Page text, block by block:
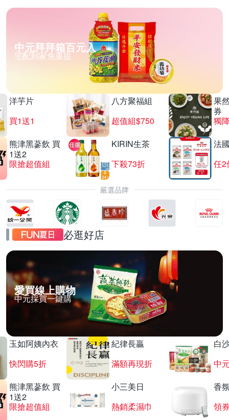
中元拜拜箱百元入
宅配到家免重提
洋芋片
買1送1
八方聚福組
超值組$750
果
券
獨
熊津黑蔘飲 買
1送2
限搶超值組
KIRIN生茶
下殺73折
法
任2
嚴選品牌
必逛好店
愛買線上購物
中元採買一鍵購
玉如阿姨內衣
快閃購5折
紀律長贏
滿額再現折
白
中
熊津黑蔘飲 買
1送2
限搶超值組
小三美日
熱銷柔濕巾
香
領